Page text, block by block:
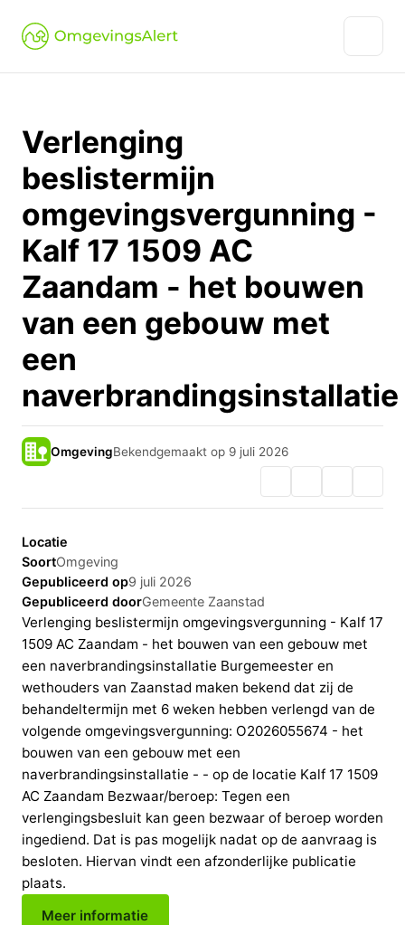
Verlenging
beslistermijn
omgevingsvergunning -
Kalf 17 1509 AC
Zaandam - het bouwen
van een gebouw met
een
naverbrandingsinstallatie
OmgevingBekendgemaakt op 9 juli 2026
Locatie
SoortOmgeving
Gepubliceerd op9 juli 2026
Gepubliceerd doorGemeente Zaanstad
Verlenging beslistermijn omgevingsvergunning - Kalf 17
1509 AC Zaandam - het bouwen van een gebouw met
een naverbrandingsinstallatie Burgemeester en
wethouders van Zaanstad maken bekend dat zij de
behandeltermijn met 6 weken hebben verlengd van de
volgende omgevingsvergunning: O2026055674 - het
bouwen van een gebouw met een
naverbrandingsinstallatie - - op de locatie Kalf 17 1509
AC Zaandam Bezwaar/beroep: Tegen een
verlengingsbesluit kan geen bezwaar of beroep worden
ingediend. Dat is pas mogelijk nadat op de aanvraag is
besloten. Hiervan vindt een afzonderlijke publicatie
plaats.
Meer informatie